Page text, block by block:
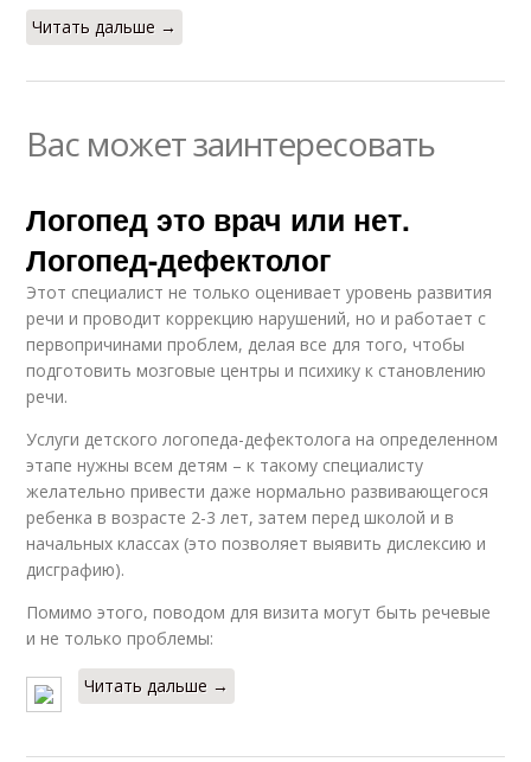
Читать дальше →
Вас может заинтересовать
Логопед это врач или нет.
Логопед-дефектолог
Этот специалист не только оценивает уровень развития
речи и проводит коррекцию нарушений, но и работает с
первопричинами проблем, делая все для того, чтобы
подготовить мозговые центры и психику к становлению
речи.
Услуги детского логопеда-дефектолога на определенном
этапе нужны всем детям – к такому специалисту
желательно привести даже нормально развивающегося
ребенка в возрасте 2-3 лет, затем перед школой и в
начальных классах (это позволяет выявить дислексию и
дисграфию).
Помимо этого, поводом для визита могут быть речевые
и не только проблемы:
Читать дальше →